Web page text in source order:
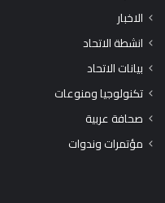
الاخبار
انشطة الاتحاد
بيانات الاتحاد
تكنولوجيا ومنوعات
صحافة عربية
مؤتمرات وندوات